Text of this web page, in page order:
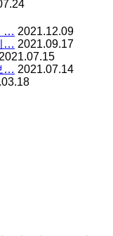
… 2021.12.09
… 2021.09.17
2021.07.15
… 2021.07.14